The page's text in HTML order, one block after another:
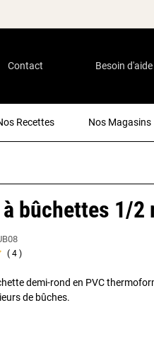
Contact Besoin d'aide
Recettes Nos Magasins
bûchettes 1/2
4
demi-rond en PVC
de bûches.